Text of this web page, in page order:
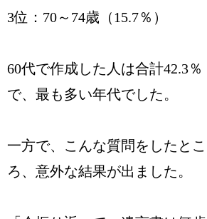
3位：70～74歳（15.7％）
60代で作成した人は合計42.3％
で、最も多い年代でした。
一方で、こんな質問をしたとこ
ろ、意外な結果が出ました。